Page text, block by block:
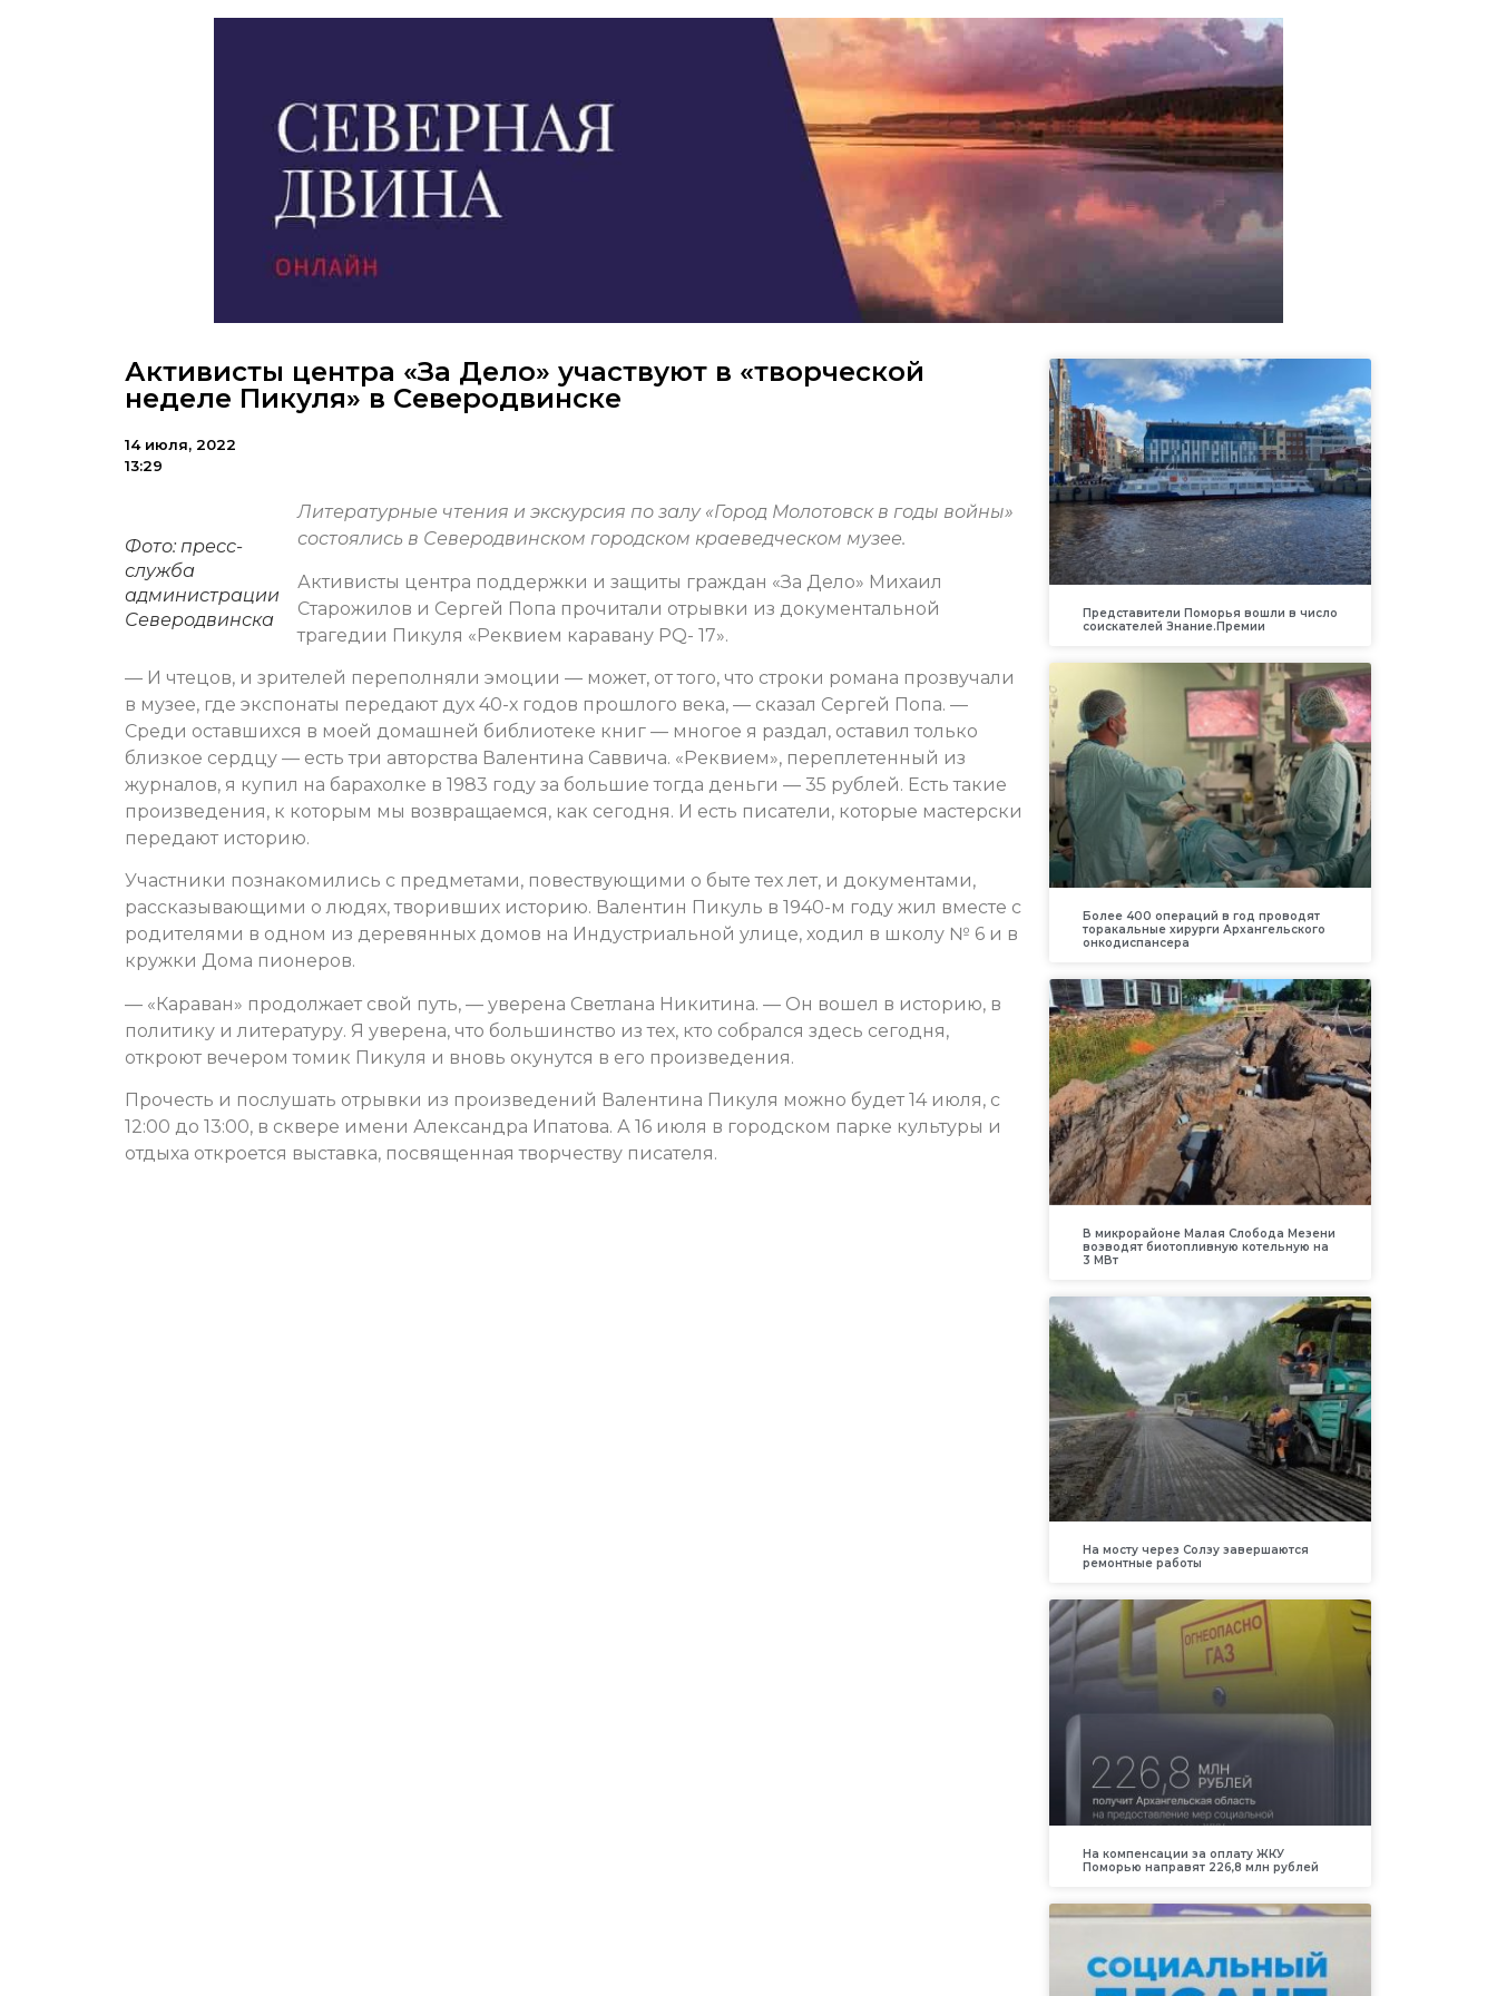
Активисты центра «За Дело» участвуют в «творческой
неделе Пикуля» в Северодвинске
14 июля, 2022
13:29
Фото: пресс-
служба
администрации
Северодвинска
Литературные чтения и экскурсия по залу «Город Молотовск в годы войны»
состоялись в Северодвинском городском краеведческом музее.
Активисты центра поддержки и защиты граждан «За Дело» Михаил
Старожилов и Сергей Попа прочитали отрывки из документальной
трагедии Пикуля «Реквием каравану PQ- 17».
— И чтецов, и зрителей переполняли эмоции — может, от того, что строки романа прозвучали
в музее, где экспонаты передают дух 40-х годов прошлого века, — сказал Сергей Попа. —
Среди оставшихся в моей домашней библиотеке книг — многое я раздал, оставил только
близкое сердцу — есть три авторства Валентина Саввича. «Реквием», переплетенный из
журналов, я купил на барахолке в 1983 году за большие тогда деньги — 35 рублей. Есть такие
произведения, к которым мы возвращаемся, как сегодня. И есть писатели, которые мастерски
передают историю.
Участники познакомились с предметами, повествующими о быте тех лет, и документами,
рассказывающими о людях, творивших историю. Валентин Пикуль в 1940-м году жил вместе с
родителями в одном из деревянных домов на Индустриальной улице, ходил в школу № 6 и в
кружки Дома пионеров.
— «Караван» продолжает свой путь, — уверена Светлана Никитина. — Он вошел в историю, в
политику и литературу. Я уверена, что большинство из тех, кто собрался здесь сегодня,
откроют вечером томик Пикуля и вновь окунутся в его произведения.
Прочесть и послушать отрывки из произведений Валентина Пикуля можно будет 14 июля, с
12:00 до 13:00, в сквере имени Александра Ипатова. А 16 июля в городском парке культуры и
отдыха откроется выставка, посвященная творчеству писателя.
Представители Поморья вошли в число
соискателей Знание.Премии
Более 400 операций в год проводят
торакальные хирурги Архангельского
онкодиспансера
В микрорайоне Малая Слобода Мезени
возводят биотопливную котельную на
3 МВт
На мосту через Солзу завершаются
ремонтные работы
На компенсации за оплату ЖКУ
Поморью направят 226,8 млн рублей